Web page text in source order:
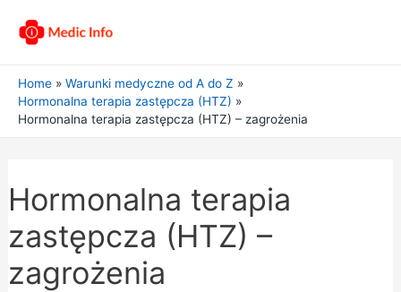
Home
Warunki medyczne od A do Z
Hormonalna terapia zastępcza (HTZ)
Hormonalna terapia zastępcza (HTZ) – zagrożenia
Hormonalna terapia
zastępcza (HTZ) –
zagrożenia